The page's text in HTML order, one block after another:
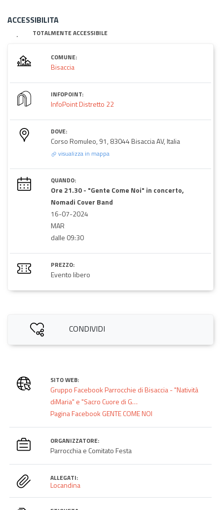
ACCESSIBILITA
TOTALMENTE ACCESSIBILE
COMUNE:
Bisaccia
INFOPOINT:
InfoPoint Distretto 22
DOVE:
Corso Romuleo, 91, 83044 Bisaccia AV, Italia
visualizza in mappa
QUANDO:
Ore 21.30 - "Gente Come Noi" in concerto,
Nomadi Cover Band
16-07-2024
MAR
dalle 09:30
PREZZO:
Evento libero
CONDIVIDI
SITO WEB:
Gruppo Facebook Parrocchie di Bisaccia - "Natività
diMaria" e "Sacro Cuore di G…
Pagina Facebook GENTE COME NOI
ORGANIZZATORE:
Parrocchia e Comitato Festa
ALLEGATI:
Locandina